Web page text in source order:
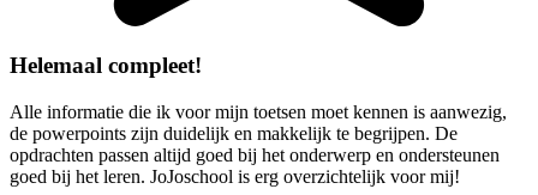
Helemaal compleet!
Alle informatie die ik voor mijn toetsen moet kennen is aanwezig,
de powerpoints zijn duidelijk en makkelijk te begrijpen. De
opdrachten passen altijd goed bij het onderwerp en ondersteunen
goed bij het leren. JoJoschool is erg overzichtelijk voor mij!